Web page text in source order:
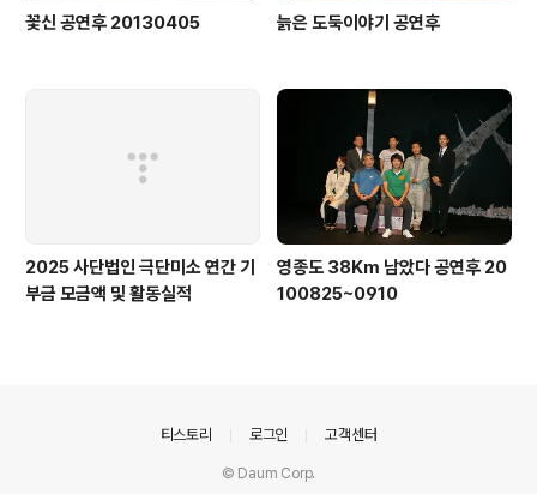
꽃신 공연후 20130405 늙은 도둑이야기 공연후
2025 사단법인 극단미소 연간 기
부금 모금액 및 활동실적
영종도 38Km 남았다 공연후 20
100825~0910
티스토리 로그인 고객센터
© Daum Corp.